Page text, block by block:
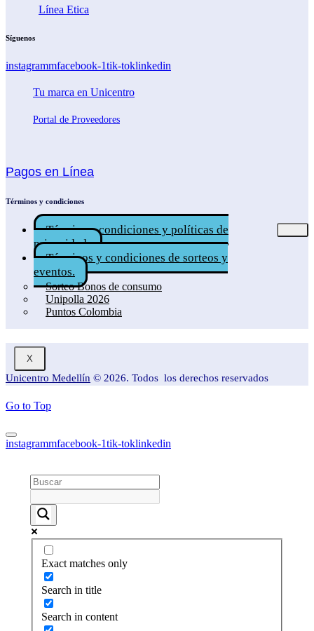
Línea Etica
Síguenos
instagrammfacebook-1tik-toklinkedin
Tu marca en Unicentro
Portal de Proveedores
Pagos en Línea
Términos y condiciones
Términos, condiciones y políticas de
privacidad.
Términos y condiciones de sorteos y
eventos.
Sorteo Bonos de consumo
Unipolla 2026
Puntos Colombia
X
Unicentro Medellín © 2026. Todos los derechos reservados
Go to Top
instagrammfacebook-1tik-toklinkedin
Exact matches only
Search in title
Search in content